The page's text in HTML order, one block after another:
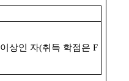
이상인 자(취득 학점은F